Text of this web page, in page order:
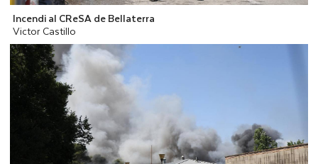
Incendi al CReSA de Bellaterra
Victor Castillo